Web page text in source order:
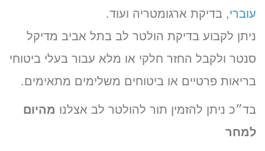
עוברי, בדיקת ארגומטריה ועוד.
ניתן לקבוע בדיקת הולטר לב בתל אביב מדיקל
סנטר ולקבל החזר חלקי או מלא עבור בעלי ביטוחי
בריאות פרטיים או ביטוחים משלימים מתאימים.
בד״כ ניתן להזמין תור להולטר לב אצלנו מהיום
למחר